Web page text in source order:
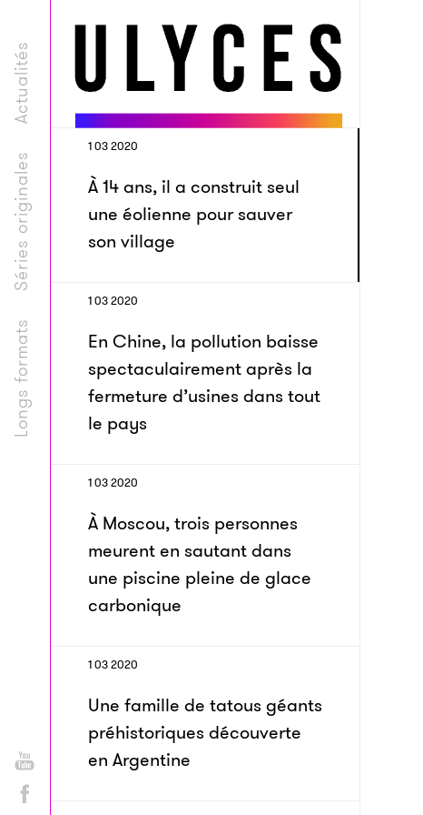
Longs formats
Séries originales
Actualités
1 03 2020
À 14 ans, il a construit seul
une éolienne pour sauver
son village
1 03 2020
En Chine, la pollution baisse
spectaculairement après la
fermeture d’usines dans tout
le pays
1 03 2020
À Moscou, trois personnes
meurent en sautant dans
une piscine pleine de glace
carbonique
1 03 2020
Une famille de tatous géants
préhistoriques découverte
en Argentine